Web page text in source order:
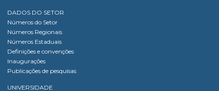
DADOS DO SETOR
Números do Setor
Números Regionais
Números Estaduais
Definições e convenções
Inaugurações
Publicações de pesquisas
UNIVERSIDADE